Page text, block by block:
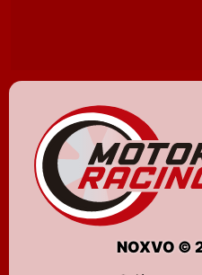
NOXVO ©